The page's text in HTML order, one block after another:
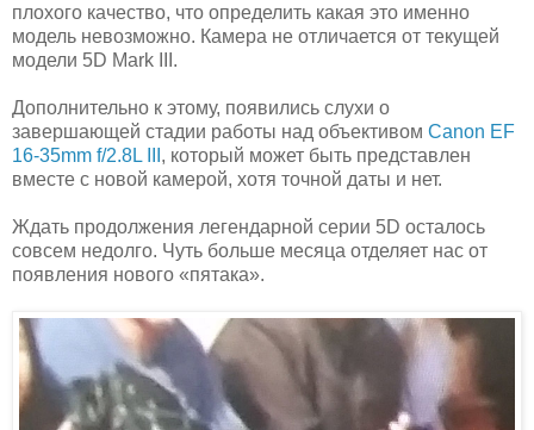
плохого качество, что определить какая это именно
модель невозможно. Камера не отличается от текущей
модели 5D Mark III.
Дополнительно к этому, появились слухи о
завершающей стадии работы над объективом Canon EF
16-35mm f/2.8L III , который может быть представлен
вместе с новой камерой, хотя точной даты и нет.
Ждать продолжения легендарной серии 5D осталось
совсем недолго. Чуть больше месяца отделяет нас от
появления нового «пятака».